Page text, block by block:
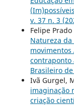
(Im)possíveis
v. 37 n. 3
Felipe
Natureza
contraponto
Brasileiro
Ivã Gurgel,
imaginação
criação